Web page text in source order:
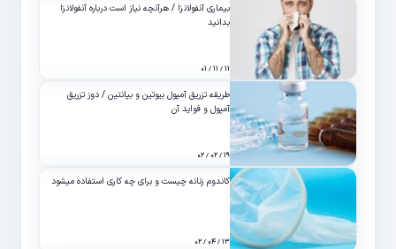
بیماری آنفولانزا / هرآنچه نیاز است درباره آنفولانزا
بدانید
۱۱ / ۱۱ / ۰۱
طریقه تزریق آمپول بیوتین و بپانتین / دوز تزریق
آمپول و فواید آن
۱۹ / ۰۲ / ۰۲
کاندوم زنانه چیست و برای چه کاری استفاده میشود
۱۳ / ۰۴ / ۰۲